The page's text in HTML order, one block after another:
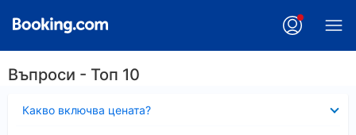
Въпроси - Топ 10
Какво включва цената?